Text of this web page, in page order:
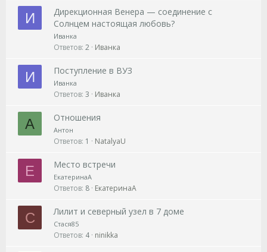
И
Дирекционная Венера — соединение с
Солнцем настоящая любовь?
Иванка
Ответов 2 Иванка
И Поступление в ВУЗ
Иванка
Ответов 3 Иванка
А Отношения
Антон
Ответов 1 NatalyaU
Е Место встречи
ЕкатеринаА
Ответов 8 ЕкатеринаА
С Лилит и северный узел в 7 доме
Стася85
Ответов 4 ninikka